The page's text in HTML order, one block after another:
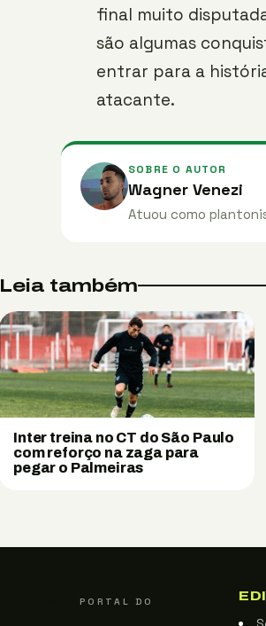
final muito
são algumas
entrar para a
atacante.
SOBRE O AUTOR
Wagner Venezi
Atuou como
Leia também
Inter treina no CT do São Paulo
com reforço na zaga para
pegar o Palmeiras
PORTAL DO